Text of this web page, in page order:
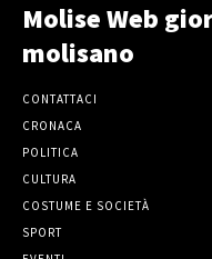
Molise Web
molisano
CONTATTACI
CRONACA
POLITICA
CULTURA
COSTUME E SOCIETÀ
SPORT